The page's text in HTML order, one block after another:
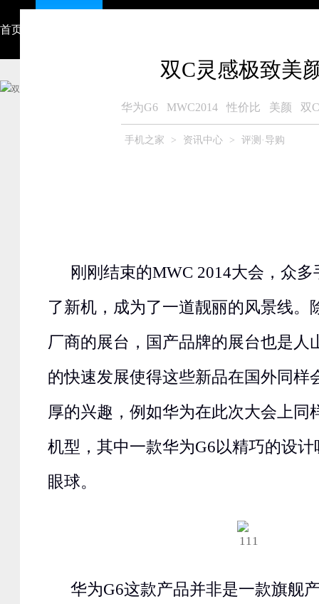
首页
双C灵感极致美
华为G6 MWC2014 性价比 美颜 双
手机之家 > 资讯中心 > 评测·导购
刚刚结束的MWC 2014大会，众
了新机，成为了一道靓丽的风景线。
厂商的展台，国产品牌的展台也是人
的快速发展使得这些新品在国外同样
厚的兴趣，例如华为在此次大会上同
机型，其中一款华为G6以精巧的设
眼球。
华为G6这款产品并非是一款旗舰